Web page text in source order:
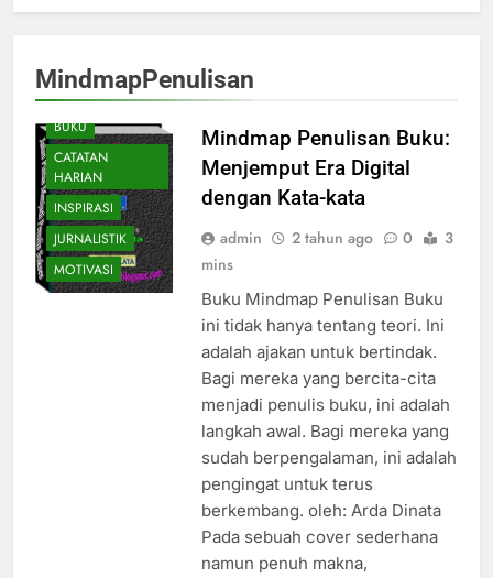
MindmapPenulisan
BELAJAR
MENULIS
BUKU
CATATAN
HARIAN
INSPIRASI
JURNALISTIK
MOTIVASI
Mindmap Penulisan Buku:
Menjemput Era Digital
dengan Kata-kata
admin 2 tahun ago 0
3
mins
Buku Mindmap Penulisan Buku
ini tidak hanya tentang teori. Ini
adalah ajakan untuk bertindak.
Bagi mereka yang bercita-cita
menjadi penulis buku, ini adalah
langkah awal. Bagi mereka yang
sudah berpengalaman, ini adalah
pengingat untuk terus
berkembang. oleh: Arda Dinata
Pada sebuah cover sederhana
namun penuh makna,